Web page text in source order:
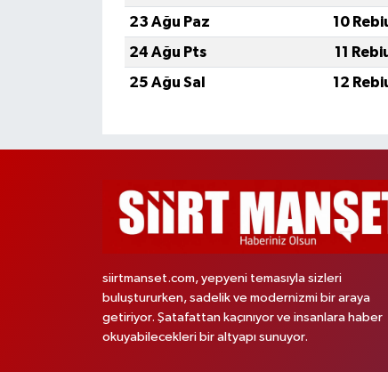
23 Ağu Paz
10
24 Ağu Pts
11
25 Ağu Sal
12
siirtmanset.com, yepyeni temasıyla sizleri
buluştururken, sadelik ve modernizmi bir araya
getiriyor. Şatafattan kaçınıyor ve insanlara haber
okuyabilecekleri bir altyapı sunuyor.